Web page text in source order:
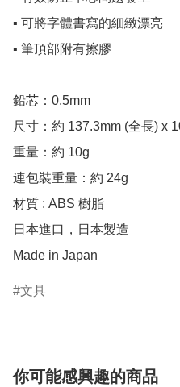
▪️ 可將字體書寫的細緻漂亮
▪️ 筆頂部附有擦膠
鉛芯：0.5mm
尺寸：約 137.3mm (全長) x
重量：約 10g
連包裝重量：約 24g
材質 : ABS 樹脂
日本進口，日本製造
Made in Japan
文具
你可能感興趣的商品